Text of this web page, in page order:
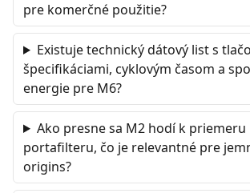
pre komerčné použitie?
Existuje technický dátový list s
špecifikáciami, cyklovým časom a
energie pre M6?
Ako presne sa M2 hodí k
portafilteru, čo je relevantné pre
origins?